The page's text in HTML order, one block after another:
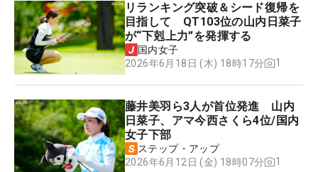
リランキング突破＆シード復帰を
目指して QT103位の山内日菜子
が“下剋上力”を発揮する
国内女子
2026年6月18日 (木) 18時17分
1
藤井美羽ら3人が首位発進 山内
日菜子、アマ今西さくら4位/国内
女子下部
ステップ・アップ
2026年6月12日 (金) 18時07分
1